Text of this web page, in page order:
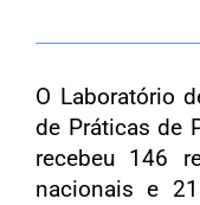
O Laboratório
de Práticas de
recebeu 146
nacionais e